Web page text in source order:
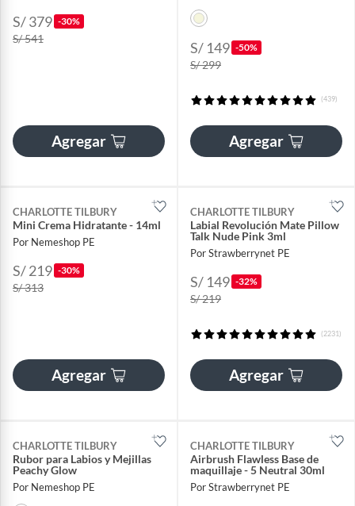
S/ 379 -30%
S/ 541
Agregar
S/ 149 -50%
S/ 299
(439)
Agregar
CHARLOTTE TILBURY
Mini Crema Hidratante - 14ml
Por Nemeshop PE
S/ 219 -30%
S/ 313
Agregar
CHARLOTTE TILBURY
Labial Revolución Mate Pillow
Talk Nude Pink 3ml
Por Strawberrynet PE
S/ 149 -32%
S/ 219
(2231)
Agregar
CHARLOTTE TILBURY
Rubor para Labios y Mejillas
Peachy Glow
Por Nemeshop PE
CHARLOTTE TILBURY
Airbrush Flawless Base de
maquillaje - 5 Neutral 30ml
Por Strawberrynet PE